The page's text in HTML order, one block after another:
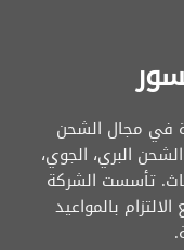
في مجال الشحن
البري، الجوي،
تأسست الشركة
بالمواعيد